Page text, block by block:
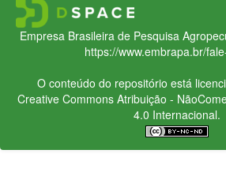
Empresa Brasileira de Pesquisa
https://www.embrapa.br/
O conteúdo do repositório está
Creative CommonsAtribuição -
4.0 Internacional.